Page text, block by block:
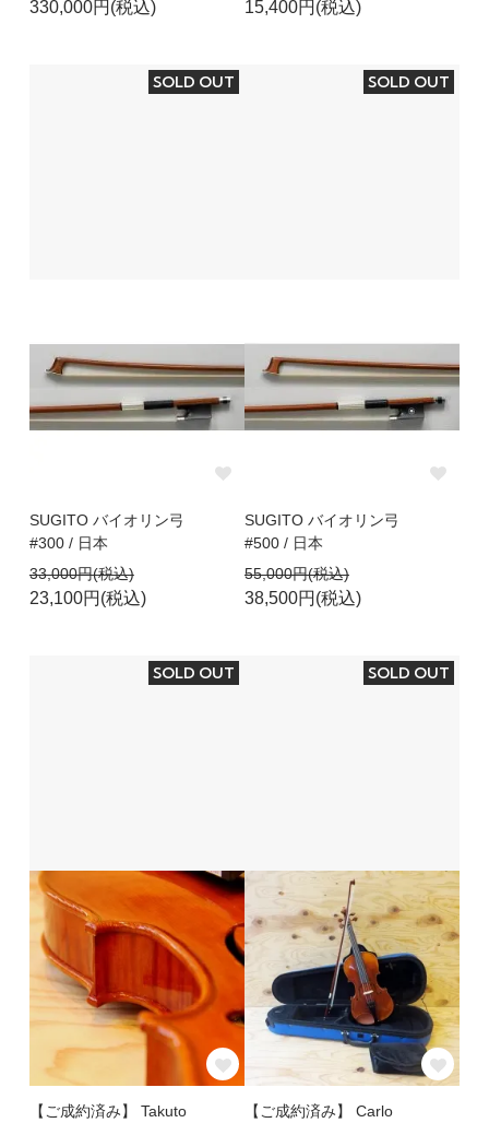
330,000円(税込) 15,400円(税込)
SOLD OUT
SUGITO バイオリン弓
#300 / 日本
33,000円(税込)
23,100円(税込)
SOLD OUT
SUGITO バイオリン弓
#500 / 日本
55,000円(税込)
38,500円(税込)
SOLD OUT
【ご成約済み】 Takuto
SOLD OUT
【ご成約済み】 Carlo